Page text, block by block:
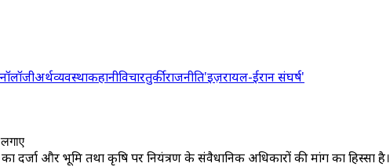
अर्थव्यवस्थाकहानीविचारतुर्कीराजनीति'इज़रायल-ईरान संघर्ष'
दर्जा और भूमि तथा कृषि पर नियंत्रण के संवैधानिक अधिकारों की मांग का हिस्सा है।